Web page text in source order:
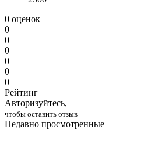
0 оценок
0
0
0
0
0
0
Рейтинг
Авторизуйтесь,
чтобы оставить отзыв
Недавно просмотренные